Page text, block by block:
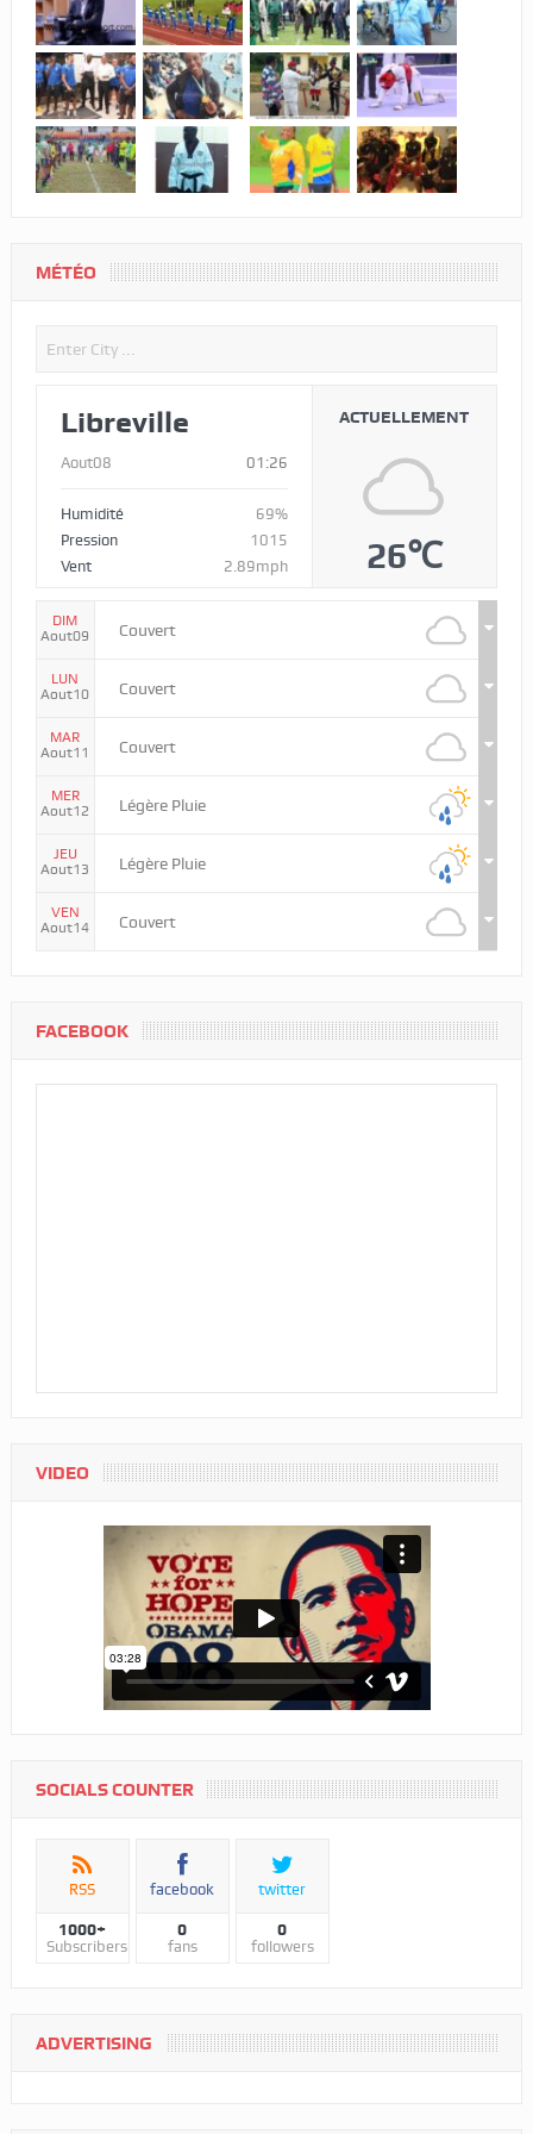
MÉTÉO
Libreville
Aout08 01:26
Humidité
69%
Pression
1015
Vent
2.89mph
ACTUELLEMENT
26℃
DIM
Aout09
Couvert
LUN
Aout10
Couvert
MAR
Aout11
Couvert
MER
Aout12
Légère Pluie
JEU
Aout13
Légère Pluie
VEN
Aout14
Couvert
FACEBOOK
VIDEO
SOCIALS COUNTER
RSS
1000+
Subscribers
facebook
0
fans
twitter
0
followers
ADVERTISING